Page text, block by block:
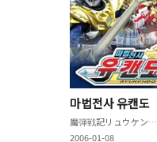
마법전사 유캔도
魔弾戦記リュウケンドー
2006-01-08